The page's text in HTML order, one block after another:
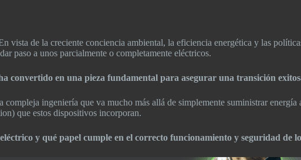
vista de la creciente conciencia ambiental, la eficiencia energética y las
paso a unos parcialmente o completamente eléctricos.
convertido en una pieza fundamental para asegurar una transición
ingeniería que va mucho más allá de simplemente suministrar
que estos dispositivos incorporan.
y qué papel cumple en el correcto funcionamiento y seguridad de